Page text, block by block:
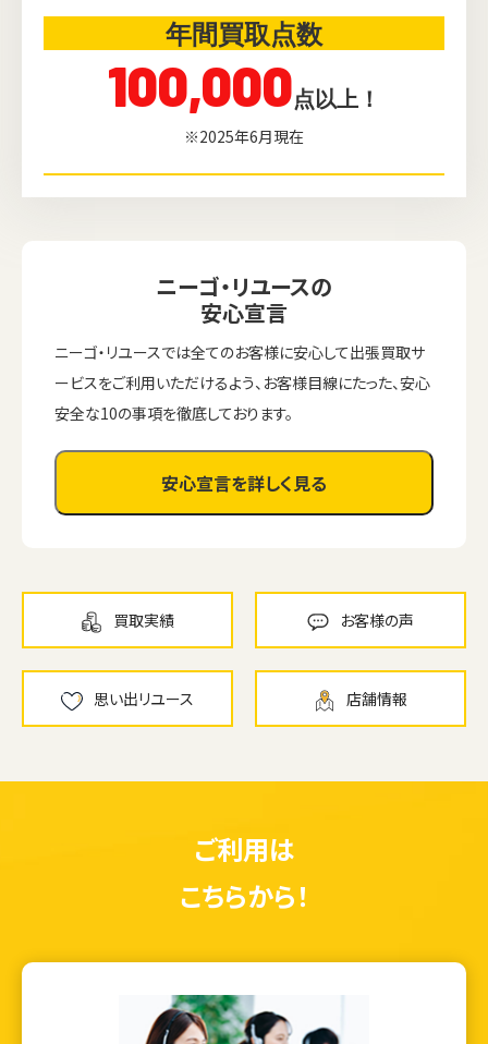
年間買取点数
100,000点以上！
※2025年6月現在
ニーゴ・リユースの
安心宣言
ニーゴ・リユースでは全てのお客様に安心して出張買取サ
ービスをご利用いただけるよう、お客様目線にたった、安心
安全な10の事項を徹底しております。
安心宣言を詳しく見る
買取実績 お客様の声
思い出リユース 店舗情報
ご利用は
こちらから！